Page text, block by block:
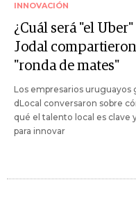
INNOVACIÓN
¿Cuál será "el
Jodal
"ronda de mates"
Los empresarios uruguayos
dLocal conversaron sobre
qué el talento local es clave
para innovar